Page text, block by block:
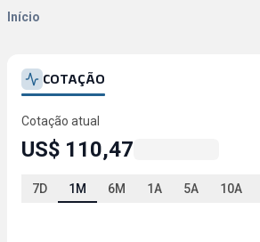
Início
COTAÇÃO
Cotação atual
US$ 110,47
7D 1M 6M 1A 5A 10A